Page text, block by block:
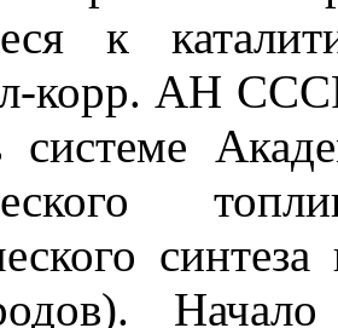
к
корр. АН
системе